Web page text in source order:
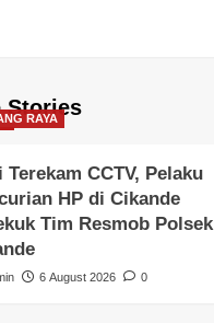
Stories
RAYA
Terekam CCTV, Pelaku
HP di Cikande
Tim Resmob Polsek
6 August 2026 0